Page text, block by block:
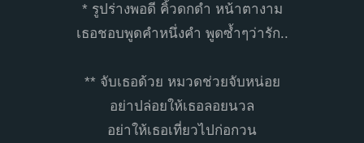
* รูปร่างพอดี คิ้วดกดำ หน้าตางาม
เธอชอบพูดคำหนึ่งคำ พูดซ้ำๆว่ารัก..
** จับเธอด้วย หมวดช่วยจับหน่อย
อย่าปล่อยให้เธอลอยนวล
อย่าให้เธอเที่ยวไปก่อกวน